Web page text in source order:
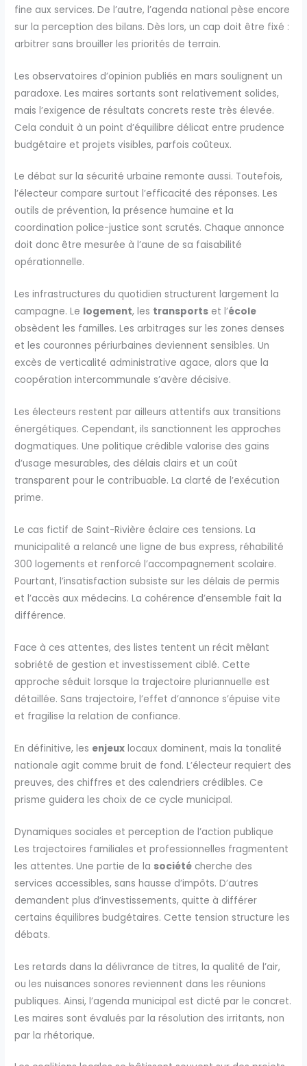
fine aux services. De l’autre, l’agenda national pèse encore
sur la perception des bilans. Dès lors, un cap doit être fixé :
arbitrer sans brouiller les priorités de terrain.
Les observatoires d’opinion publiés en mars soulignent un
paradoxe. Les maires sortants sont relativement solides,
mais l’exigence de résultats concrets reste très élevée.
Cela conduit à un point d’équilibre délicat entre prudence
budgétaire et projets visibles, parfois coûteux.
Le débat sur la sécurité urbaine remonte aussi. Toutefois,
l’électeur compare surtout l’efficacité des réponses. Les
outils de prévention, la présence humaine et la
coordination police-justice sont scrutés. Chaque annonce
doit donc être mesurée à l’aune de sa faisabilité
opérationnelle.
Les infrastructures du quotidien structurent largement la
campagne. Le logement, les transports et l’école
obsèdent les familles. Les arbitrages sur les zones denses
et les couronnes périurbaines deviennent sensibles. Un
excès de verticalité administrative agace, alors que la
coopération intercommunale s’avère décisive.
Les électeurs restent par ailleurs attentifs aux transitions
énergétiques. Cependant, ils sanctionnent les approches
dogmatiques. Une politique crédible valorise des gains
d’usage mesurables, des délais clairs et un coût
transparent pour le contribuable. La clarté de l’exécution
prime.
Le cas fictif de Saint-Rivière éclaire ces tensions. La
municipalité a relancé une ligne de bus express, réhabilité
300 logements et renforcé l’accompagnement scolaire.
Pourtant, l’insatisfaction subsiste sur les délais de permis
et l’accès aux médecins. La cohérence d’ensemble fait la
différence.
Face à ces attentes, des listes tentent un récit mêlant
sobriété de gestion et investissement ciblé. Cette
approche séduit lorsque la trajectoire pluriannuelle est
détaillée. Sans trajectoire, l’effet d’annonce s’épuise vite
et fragilise la relation de confiance.
En définitive, les enjeux locaux dominent, mais la tonalité
nationale agit comme bruit de fond. L’électeur requiert des
preuves, des chiffres et des calendriers crédibles. Ce
prisme guidera les choix de ce cycle municipal.
Dynamiques sociales et perception de l’action publique
Les trajectoires familiales et professionnelles fragmentent
les attentes. Une partie de la société cherche des
services accessibles, sans hausse d’impôts. D’autres
demandent plus d’investissements, quitte à différer
certains équilibres budgétaires. Cette tension structure les
débats.
Les retards dans la délivrance de titres, la qualité de l’air,
ou les nuisances sonores reviennent dans les réunions
publiques. Ainsi, l’agenda municipal est dicté par le concret.
Les maires sont évalués par la résolution des irritants, non
par la rhétorique.